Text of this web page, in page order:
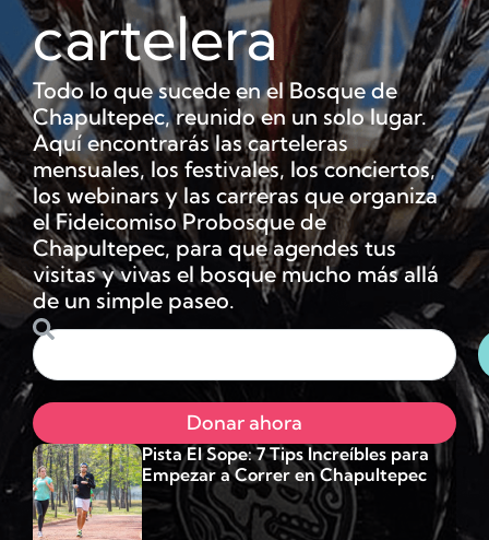
cartelera
Todo lo que sucede en el Bosque de
Chapultepec, reunido en un solo lugar.
Aquí encontrarás las carteleras
mensuales, los festivales, los conciertos,
los webinars y las carreras que organiza
el Fideicomiso Probosque de
Chapultepec, para que agendes tus
visitas y vivas el bosque mucho más allá
de un simple paseo.
Donar ahora
Pista El Sope: 7 Tips Increíbles para
Empezar a Correr en Chapultepec